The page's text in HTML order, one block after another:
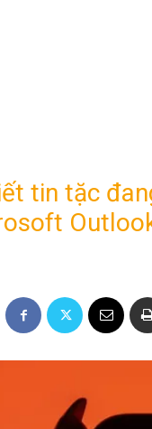
tin tặc